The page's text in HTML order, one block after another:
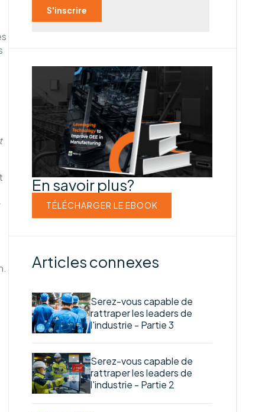
En savoir plus?
TÉLÉCHARGER LE EBOOK
Articles connexes
Serez-vous capable de
rattraper les leaders de
l'industrie - Partie 3
Serez-vous capable de
rattraper les leaders de
l'industrie - Partie 2